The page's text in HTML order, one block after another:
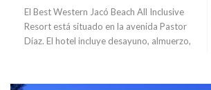
El Best Western Jacó Beach All Inclusive
Resort está situado en la avenida Pastor
Díaz. El hotel incluye desayuno, almuerzo,